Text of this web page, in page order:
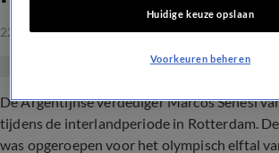
22 mrt 2021, 10:21
De Argentijnse verdediger Marcos Senesi
tijdens de interlandperiode in Rotterdam.
was opgeroepen voor het olympisch elftal
Huidige keuze opslaan
Voorkeuren beheren